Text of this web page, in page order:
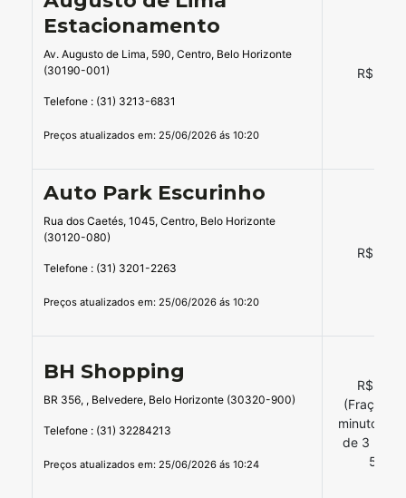
Estacionamento
Av. Augusto de Lima, 590, Centro, Belo Horizonte
(30190-001)
Telefone : (31) 3213-6831
Preços atualizados em: 25/06/2026 ás 10:20
R$
Auto Park Escurinho
Rua dos Caetés, 1045, Centro, Belo Horizonte
(30120-080)
Telefone : (31) 3201-2263
Preços atualizados em: 25/06/2026 ás 10:20
R$
BH Shopping
BR 356, , Belvedere, Belo Horizonte (30320-900)
Telefone : (31) 32284213
Preços atualizados em: 25/06/2026 ás 10:24
R$
(Fração
minutos a
de 3
5,75)